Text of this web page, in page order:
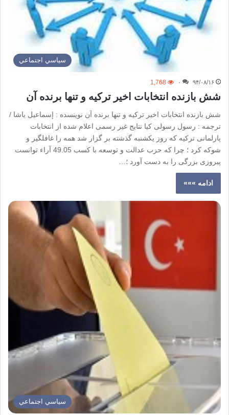
سياسي اجتماعي
۹۴/۰۸/۱۶ ۰ 1,768
شش بازنده انتخابات اخیر ترکیه و تنها برنده آن
شش بازنده انتخابات اخیر ترکیه و تنها برنده آن نوینسده : إسماعيل ياشا /
ترجمه : رسول رسولی کیا نتایج غیر رسمی اعلام شده از انتخابات
پارلمانی ترکیه که روز یکشنبه گذشته بر گزار شد همه را غافلگیر و
شوکه کرد ؛ چرا که حزب عدالت و توسعه با کسب 49.05 آراء توانست
پیروزی بزرگی را به دست آورد ؛…
ادامه »»»
سياسي اجتماعي